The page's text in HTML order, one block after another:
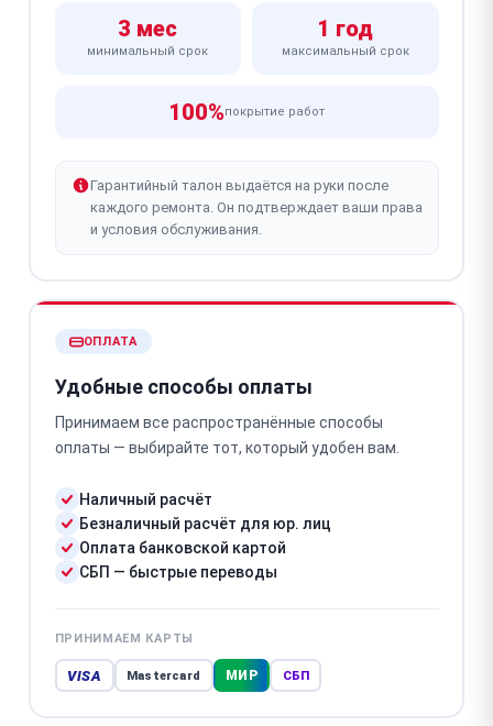
3 мес
минимальный срок
1 год
максимальный срок
100%покрытие работ
Гарантийный талон выдаётся на руки после
каждого ремонта. Он подтверждает ваши права
и условия обслуживания.
ОПЛАТА
Удобные способы оплаты
Принимаем все распространённые способы
оплаты — выбирайте тот, который удобен вам.
Наличный расчёт
Безналичный расчёт для юр. лиц
Оплата банковской картой
СБП — быстрые переводы
ПРИНИМАЕМ КАРТЫ
VISA Mastercard МИР СБП